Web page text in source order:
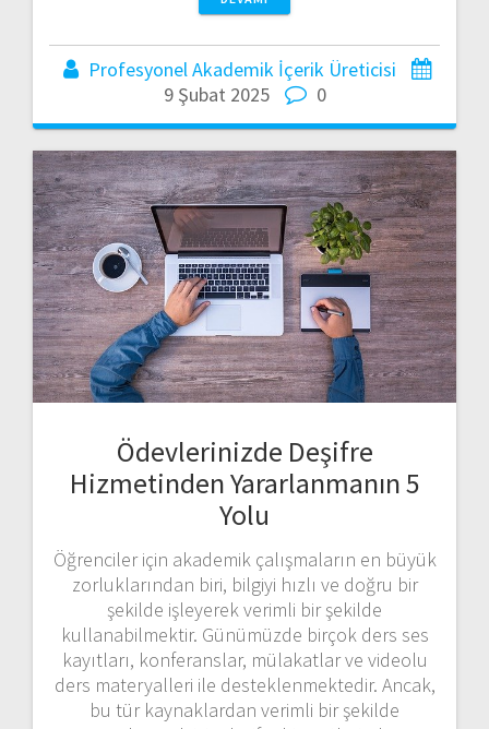
Profesyonel Akademik İçerik Üreticisi
9 Şubat 2025
0
Ödevlerinizde Deşifre
Hizmetinden Yararlanmanın 5
Yolu
Öğrenciler için akademik çalışmaların en büyük
zorluklarından biri, bilgiyi hızlı ve doğru bir
şekilde işleyerek verimli bir şekilde
kullanabilmektir. Günümüzde birçok ders ses
kayıtları, konferanslar, mülakatlar ve videolu
ders materyalleri ile desteklenmektedir. Ancak,
bu tür kaynaklardan verimli bir şekilde